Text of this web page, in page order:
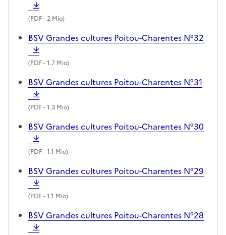
(PDF- 2 Mio)
BSV Grandes cultures Poitou-Charentes N°32
(PDF- 1.7 Mio)
BSV Grandes cultures Poitou-Charentes N°31
(PDF- 1.3 Mio)
BSV Grandes cultures Poitou-Charentes N°30
(PDF- 1.1 Mio)
BSV Grandes cultures Poitou-Charentes N°29
(PDF- 1.1 Mio)
BSV Grandes cultures Poitou-Charentes N°28